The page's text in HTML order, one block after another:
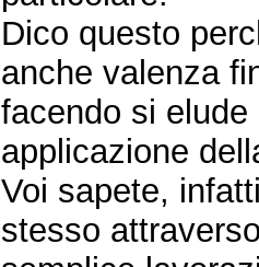
Dico questo
anche valenza
facendo si
applicazione
Voi sapete,
stesso